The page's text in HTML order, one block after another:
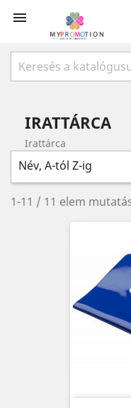

IRATTÁRCA
Irattárca
Név, A-tól Z-ig
1-11 / 11 elem